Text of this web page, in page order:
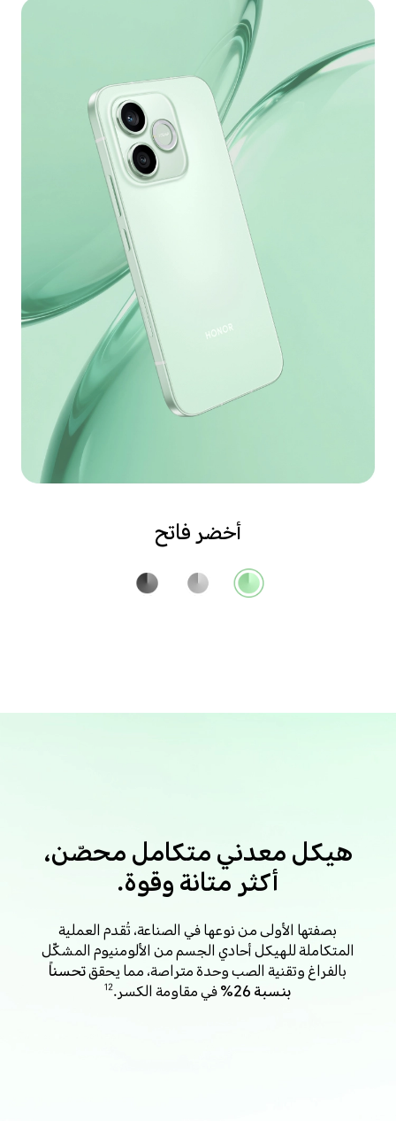
أخضر فاتح
هيكل معدني متكامل محصّن،
أكثر متانة وقوة.
بصفتها الأولى من نوعها في الصناعة، تُقدم العملية
المتكاملة للهيكل أحادي الجسم من الألومنيوم المشكّل
بالفراغ وتقنية الصب وحدة متراصة، مما يحققتحسناً
بنسبة 26% في مقاومة الكسر.12